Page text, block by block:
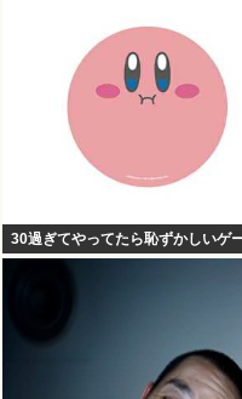
30過ぎてやってたら恥ずかしいゲ